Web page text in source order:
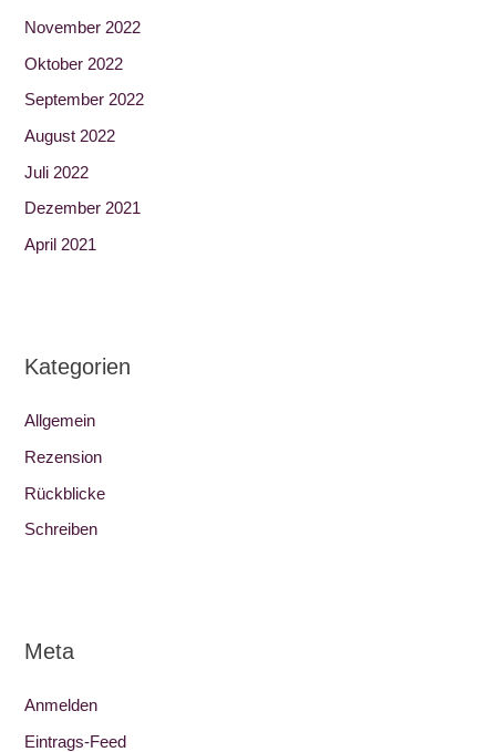
November 2022
Oktober 2022
September 2022
August 2022
Juli 2022
Dezember 2021
April 2021
Kategorien
Allgemein
Rezension
Rückblicke
Schreiben
Meta
Anmelden
Eintrags-Feed